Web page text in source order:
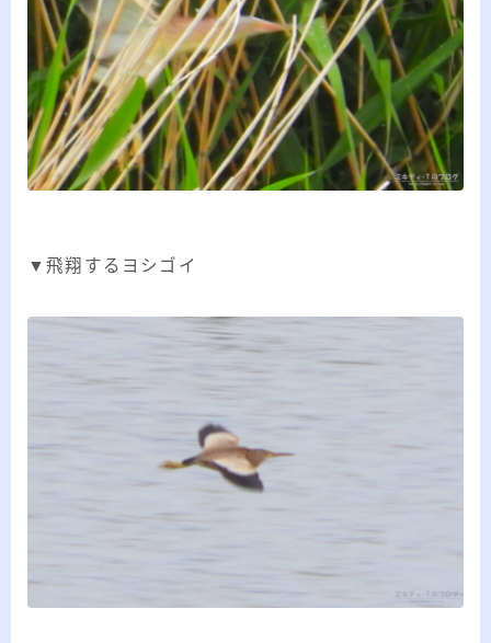
▼飛翔するヨシゴイ